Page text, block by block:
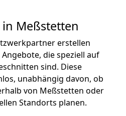
Meßstetten
erstellen
die speziell auf
sind. Diese
unabhängig davon, ob
von Meßstetten oder
Standorts planen.